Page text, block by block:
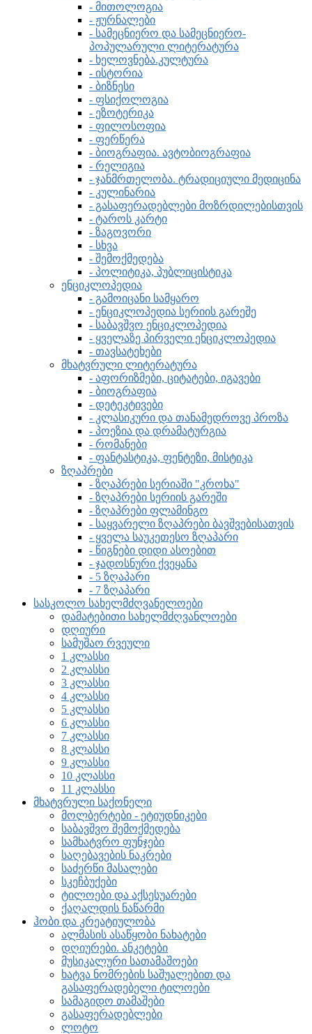
- მითოლოგია
- ჟურნალები
- სამეცნიერო და სამეცნიერო-
პოპულარული ლიტერატურა
- ხელოვნება.კულტურა
- ისტორია
- ბიზნესი
- ფსიქოლოგია
- ეზოტერიკა
- ფილოსოფია
- ფერწერა
- ბიოგრაფია. ავტობიოგრაფია
- რელიგია
- ჯანმრთელობა. ტრადიციული მედიცინა
- კულინარია
- გასაფერადებლები მოზრდილებისთვის
- ტაროს კარტი
- ზაგოვორი
- სხვა
- შემოქმედება
- პოლიტიკა, პუბლიცისტიკა
ენციკლოპედია
- გამოიცანი სამყარო
- ენციკლოპედია სერიის გარეშე
- საბავშვო ენციკლოპედია
- ყველაზე პირველი ენციკლოპედია
- თავსატეხები
მხატვრული ლიტერატურა
- აფორიზმები, ციტატები, იგავები
- ბიოგრაფია
- დეტეკტივები
- კლასიკური და თანამედროვე პროზა
- პოეზია და დრამატურგია
- რომანები
- ფანტასტიკა, ფენტეზი, მისტიკა
ზღაპრები
- ზღაპრები სერიაში "კროხა"
- ზღაპრები სერიის გარეში
- ზღაპრები ფლამინგო
- საყვარელი ზღაპრები ბავშვებისათვის
- ყველა საუკეთესო ზღაპარი
- წიგნები დიდი ასოებით
- ჯადოსნური ქვეყანა
- 5 ზღაპარი
- 7 ზღაპარი
სასკოლო სახელმძღვანელოები
დამატებითი სახელმძღვანლოები
დღიური
სამუშაო რვეული
1 კლასსი
2 კლასსი
3 კლასსი
4 კლასსი
5 კლასსი
6 კლასსი
7 კლასსი
8 კლასსი
9 კლასსი
10 კლასსი
11 კლასსი
მხატვრული საქონელი
მოლბერტები - ეტიუდნიკები
საბავშვო შემოქმედება
სამხატვრო ფუნჯები
საღებავების ნაკრები
საძერწი მასალები
სკეჩბუქები
ტილოები და აქსესუარები
ქაღალდის ნაწარმი
ჰობი და კრეატიულობა
ალმასის ასაწყობი ნახატები
დღიურები. ანკეტები
მუსიკალური სათამაშოები
ხატვა ნომრების საშუალებით და
გასაფერადებელი ტილოები
სამაგიდო თამაშები
გასაფერადებლები
ლოტო